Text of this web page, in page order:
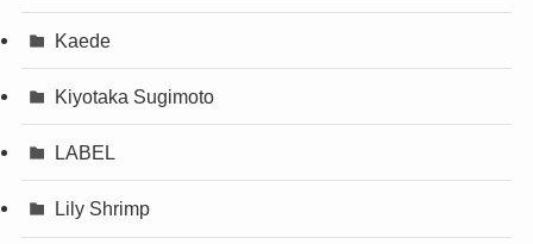
Kaede
Kiyotaka Sugimoto
LABEL
Lily Shrimp